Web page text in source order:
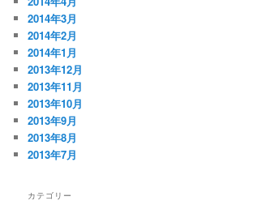
2014年3月
2014年2月
2014年1月
2013年12月
2013年11月
2013年10月
2013年9月
2013年8月
2013年7月
カテゴリー